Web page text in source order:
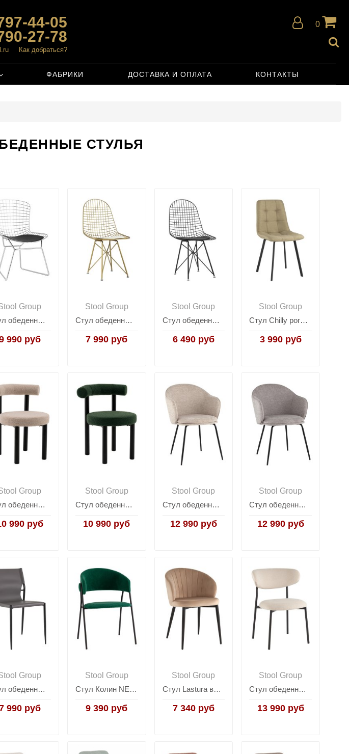
44-05
27-78
Как добраться?
0
ФАБРИКИ ДОСТАВКА И ОПЛАТА КОНТАКТЫ
СТУЛЬЯ
Group
Стул обеденный Bertoia хромированный с черной подушкой
990 руб
Stool Group
Стул обеденный Eiffel золотой с белой подушкой
7 990 руб
Stool Group
Стул обеденный Eiffel черный с черной подушкой
6 490 руб
Stool Group
Стул Chilly рогожка бежевый
3 990 руб
Group
Стул обеденный Tomo бежевый
990 руб
Stool Group
Стул обеденный Tomo зелёный
10 990 руб
Stool Group
Стул обеденный Echo бежевый
12 990 руб
Stool Group
Стул обеденный Echo светло-серый
12 990 руб
Group
Стул обеденный West серый
990 руб
Stool Group
Стул Колин NEW вельвет зеленый
9 390 руб
Stool Group
Стул Lastura велюр капучино
7 340 руб
Stool Group
Стул обеденный Ayla бежевый
13 990 руб